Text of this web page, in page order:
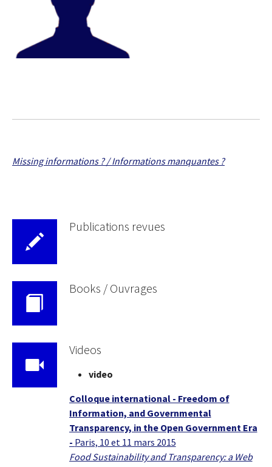
Missing informations ? / Informations manquantes ?
Publications revues
Books / Ouvrages
Videos
video
Colloque international - Freedom of
Information, and Governmental
Transparency, in the Open Government Era
- Paris, 10 et 11 mars 2015
Food Sustainability and Transparency: a Web